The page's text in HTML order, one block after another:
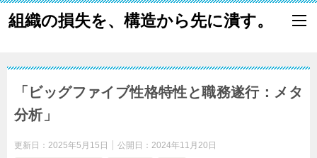
組織の損失を、構造から先に潰す。
「ビッグファイブ性格特性と職務遂行：メタ
分析」
更新日： 2025年5月15日 公開日： 2024年11月20日